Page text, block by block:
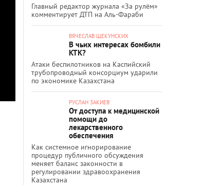
Главный редактор журнала «За рулём»
комментирует ДТП на Аль-Фараби
ВЯЧЕСЛАВ ЩЕКУНСКИХ
В чьих интересах бомбили
КТК?
Атаки беспилотников на Каспийский
трубопроводный консорциум ударили
по экономике Казахстана
РУСЛАН ЗАКИЕВ
От доступа к медицинской
помощи до
лекарственного
обеспечения
Как системное игнорирование
процедур публичного обсуждения
меняет баланс законности в
регулировании здравоохранения
Казахстана